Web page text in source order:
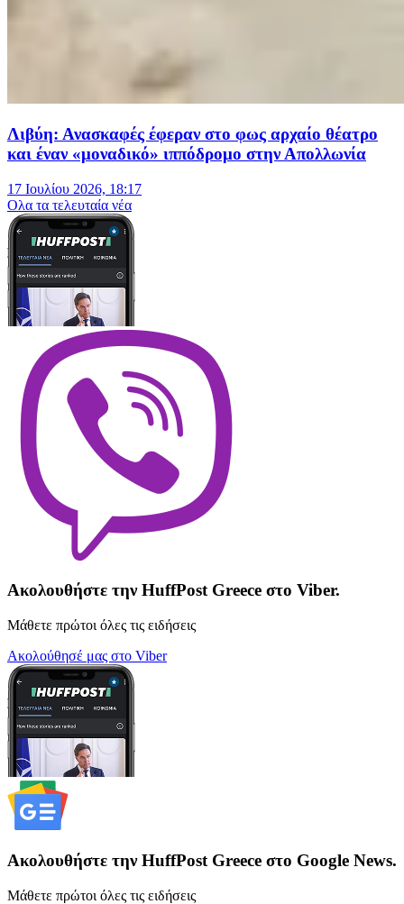
Λιβύη: Ανασκαφές έφεραν στο φως αρχαίο θέατρο
και έναν «μοναδικό» ιππόδρομο στην Απολλωνία
17 Ιουλίου 2026, 18:17
Oλα τα τελευταία νέα
Ακολουθήστε την HuffPost Greece στο Viber.
Μάθετε πρώτοι όλες τις ειδήσεις
Ακολούθησέ μας στο Viber
Ακολουθήστε την HuffPost Greece στο Google News.
Μάθετε πρώτοι όλες τις ειδήσεις